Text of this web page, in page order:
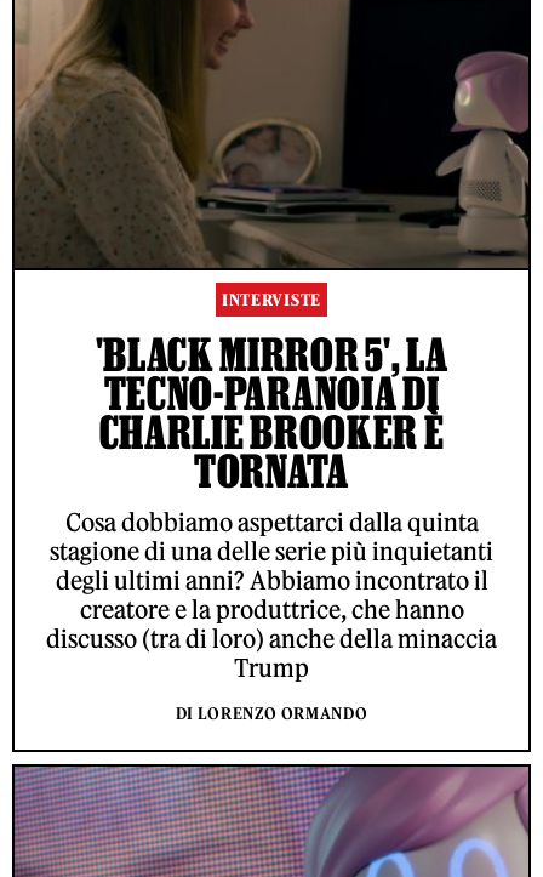
INTERVISTE
'BLACK MIRROR 5', LA
TECNO-PARANOIA DI
CHARLIE BROOKER È
TORNATA
Cosa dobbiamo aspettarci dalla quinta
stagione di una delle serie più inquietanti
degli ultimi anni? Abbiamo incontrato il
creatore e la produttrice, che hanno
discusso (tra di loro) anche della minaccia
Trump
DI LORENZO ORMANDO